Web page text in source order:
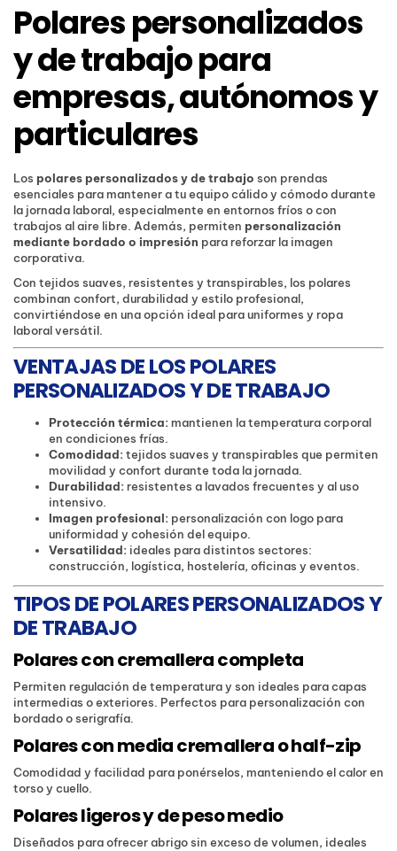
Polares personalizados
y de trabajo para
empresas, autónomos y
particulares
Los polares personalizados y de trabajo son prendas
esenciales para mantener a tu equipo cálido y cómodo durante
la jornada laboral, especialmente en entornos fríos o con
trabajos al aire libre. Además, permiten personalización
mediante bordado o impresión para reforzar la imagen
corporativa.
Con tejidos suaves, resistentes y transpirables, los polares
combinan confort, durabilidad y estilo profesional,
convirtiéndose en una opción ideal para uniformes y ropa
laboral versátil.
VENTAJAS DE LOS POLARES
PERSONALIZADOS Y DE TRABAJO
Protección térmica:mantienen la temperatura corporal
en condiciones frías.
Comodidad:tejidos suaves y transpirables que permiten
movilidad y confort durante toda la jornada.
Durabilidad:resistentes a lavados frecuentes y al uso
intensivo.
Imagen profesional: personalización con logo para
uniformidad y cohesión del equipo.
Versatilidad: ideales para distintos sectores:
construcción, logística, hostelería, oficinas y eventos.
TIPOS DE POLARES PERSONALIZADOS Y
DE TRABAJO
Polares con cremallera completa
Permiten regulación de temperatura y son ideales para capas
intermedias o exteriores. Perfectos para personalización con
bordado o serigrafía.
Polares con media cremallera o half-zip
Comodidad y facilidad para ponérselos, manteniendo el calor en
torso y cuello.
Polares ligeros y de peso medio
Diseñados para ofrecer abrigo sin exceso de volumen, ideales